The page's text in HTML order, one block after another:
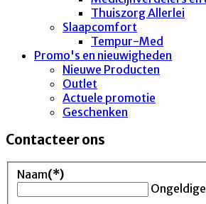
Thuiszorg Allerlei
Slaapcomfort
Tempur-Med
Promo's en nieuwigheden
Nieuwe Producten
Outlet
Actuele promotie
Geschenken
Contacteer ons
Naam(*)